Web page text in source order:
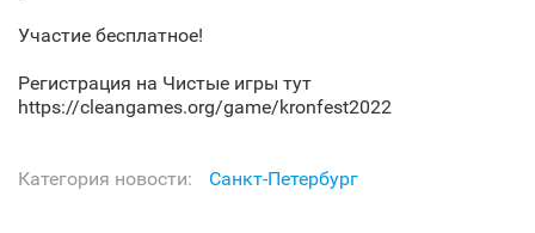
Участие бесплатное!
Регистрация на Чистые игры тут
https://cleangames.org/game/kronfest2022
Категория новости: Санкт‑Петербург